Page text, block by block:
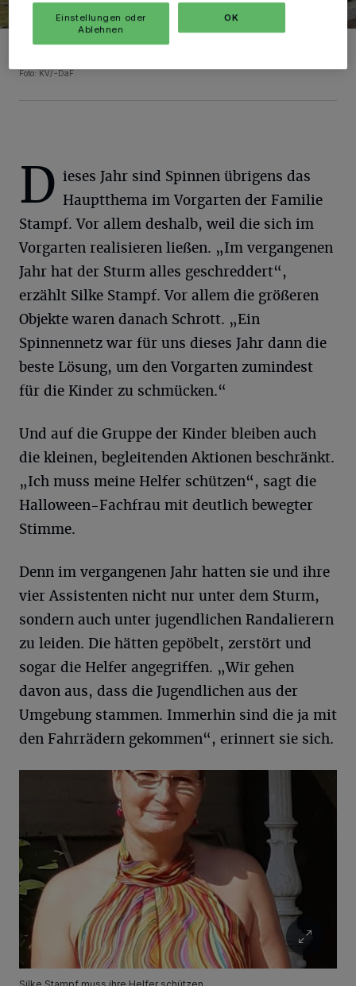
Hier war Halloween noch groß und „happy“. Doch dann kamen
Foto: KV/-DaF.
D ieses Jahr sind Spinnen übrigens das
Hauptthema im Vorgarten der Familie
Stampf. Vor allem deshalb, weil die sich im
Vorgarten realisieren ließen. „Im vergangenen
Jahr hat der Sturm alles geschreddert“,
erzählt Silke Stampf. Vor allem die größeren
Objekte waren danach Schrott. „Ein
Spinnennetz war für uns dieses Jahr dann die
beste Lösung, um den Vorgarten zumindest
für die Kinder zu schmücken.“
Und auf die Gruppe der Kinder bleiben auch
die kleinen, begleitenden Aktionen beschränkt.
„Ich muss meine Helfer schützen“, sagt die
Halloween-Fachfrau mit deutlich bewegter
Stimme.
Denn im vergangenen Jahr hatten sie und ihre
vier Assistenten nicht nur unter dem Sturm,
sondern auch unter jugendlichen Randalierern
zu leiden. Die hätten gepöbelt, zerstört und
sogar die Helfer angegriffen. „Wir gehen
davon aus, dass die Jugendlichen aus der
Umgebung stammen. Immerhin sind die ja mit
den Fahrrädern gekommen“, erinnert sie sich.
Einstellungen oder
Ablehnen
OK